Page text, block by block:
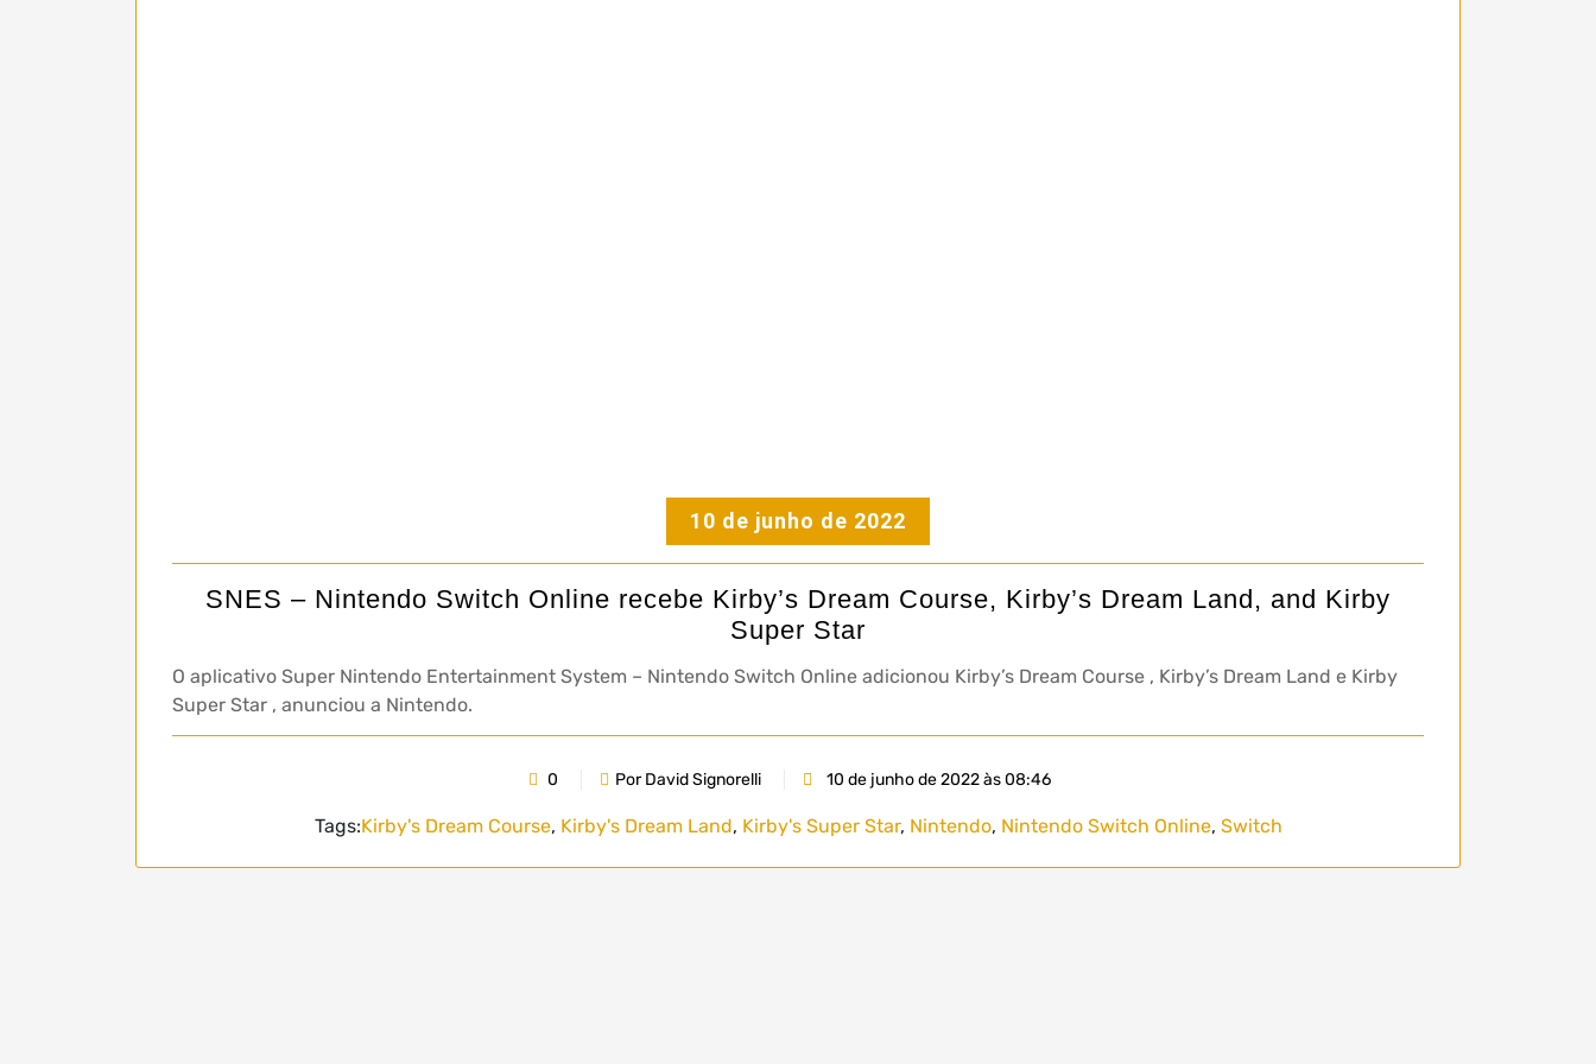
10 de junho de 2022
SNES – Nintendo Switch Online recebe Kirby’s Dream Course, Kirby’s Dream Land, and Kirby
Super Star
O aplicativo Super Nintendo Entertainment System – Nintendo Switch Online adicionou Kirby’s Dream Course , Kirby’s Dream Land e Kirby
Super Star , anunciou a Nintendo.
0 Por David Signorelli 10 de junho de 2022 às 08:46
Tags:Kirby's Dream Course, Kirby's Dream Land, Kirby's Super Star, Nintendo, Nintendo Switch Online, Switch